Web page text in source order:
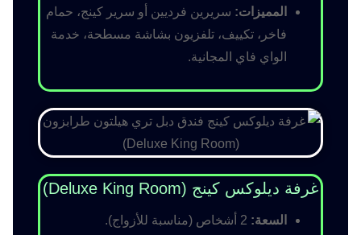
المميزات: سريرين فرديين أو سرير كينج، حمام
فاخر، تكييف، تلفزيون بشاشة مسطحة، خدمة
الواي فاي المجانية.
غرفة ديلوكس كينج (Deluxe King Room)
السعة: